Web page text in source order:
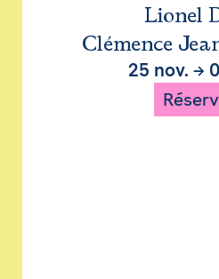
Lionel
Clémence
25 nov. →